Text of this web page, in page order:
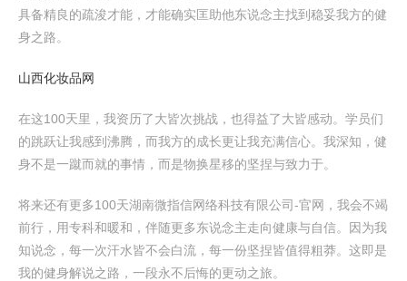
具备精良的疏浚才能，才能确实匡助他东说念主找到稳妥我方的健
身之路。
山西化妆品网
在这100天里，我资历了大皆次挑战，也得益了大皆感动。学员们
的跳跃让我感到沸腾，而我方的成长更让我充满信心。我深知，健
身不是一蹴而就的事情，而是物换星移的坚捏与致力于。
将来还有更多100天湖南微指信网络科技有限公司-官网，我会不竭
前行，用专科和暖和，伴随更多东说念主走向健康与自信。因为我
知说念，每一次汗水皆不会白流，每一份坚捏皆值得粗莽。这即是
我的健身解说之路，一段永不后悔的更动之旅。